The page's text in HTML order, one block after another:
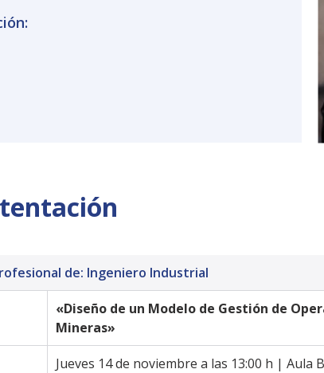
de: Ingeniero Industrial
«Diseño de un Modelo de Gestión de
Mineras»
Jueves 14 de noviembre a las 13:00 h | Aula